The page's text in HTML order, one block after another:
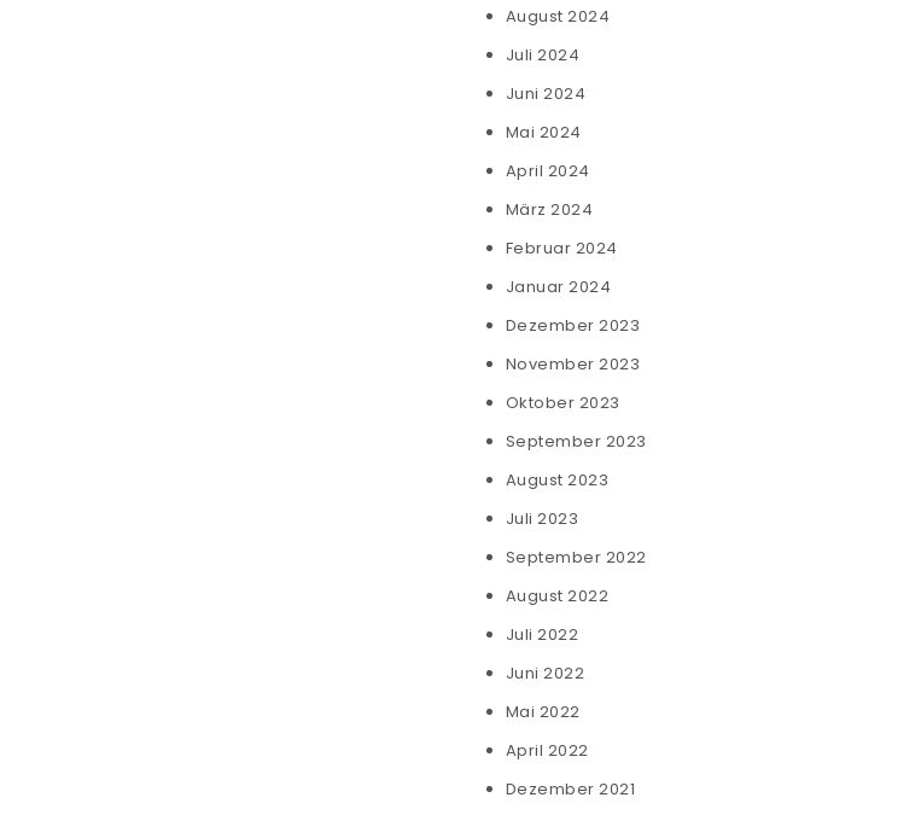
August 2024
Juli 2024
Juni 2024
Mai 2024
April 2024
März 2024
Februar 2024
Januar 2024
Dezember 2023
November 2023
Oktober 2023
September 2023
August 2023
Juli 2023
September 2022
August 2022
Juli 2022
Juni 2022
Mai 2022
April 2022
Dezember 2021